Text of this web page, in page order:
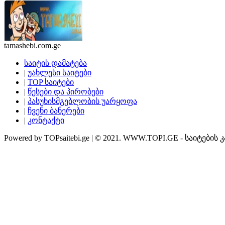
tamashebi.com.ge
საიტის დამატება
| უახლესი საიტები
| TOP საიტები
| წესები და პირობები
| პასუხისმგებლობის უარყოფა
| ჩვენი ბანერები
| კონტაქტი
Powered by TOPsaitebi.ge | © 2021. WWW.TOPI.GE -